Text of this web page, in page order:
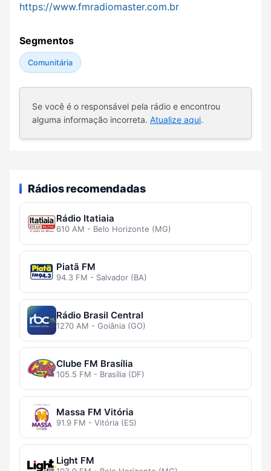
https://www.fmradiomaster.com.br
Segmentos
Comunitária
Se você é o responsável pela rádio e encontrou
alguma informação incorreta. Atualize aqui.
Rádios recomendadas
Rádio Itatiaia
610 AM - Belo Horizonte (MG)
Piatã FM
94.3 FM - Salvador (BA)
Rádio Brasil Central
1270 AM - Goiânia (GO)
Clube FM Brasília
105.5 FM - Brasília (DF)
Massa FM Vitória
91.9 FM - Vitória (ES)
Light FM